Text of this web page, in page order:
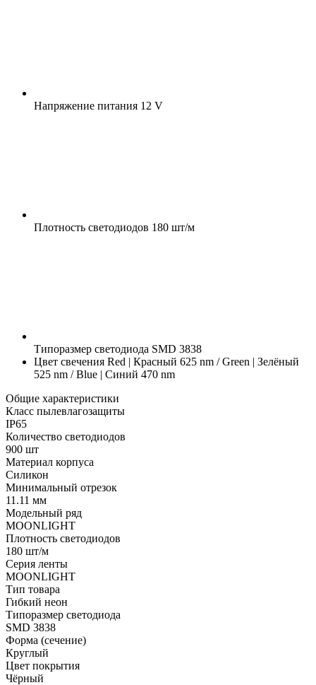
Напряжение питания 12 V
Плотность светодиодов 180 шт/м
Типоразмер светодиода SMD 3838
Цвет свечения Red | Красный 625 nm / Green | Зелёный
525 nm / Blue | Синий 470 nm
Общие характеристики
Класс пылевлагозащиты
IP65
Количество светодиодов
900 шт
Материал корпуса
Силикон
Минимальный отрезок
11.11 мм
Модельный ряд
MOONLIGHT
Плотность светодиодов
180 шт/м
Серия ленты
MOONLIGHT
Тип товара
Гибкий неон
Типоразмер светодиода
SMD 3838
Форма (сечение)
Круглый
Цвет покрытия
Чёрный